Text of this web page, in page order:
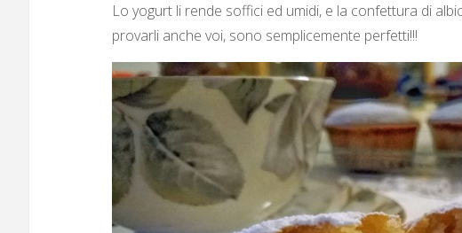
Lo yogurt li rende soffici ed umidi, e la confettura di
provarli anche voi, sono semplicemente perfetti!!!